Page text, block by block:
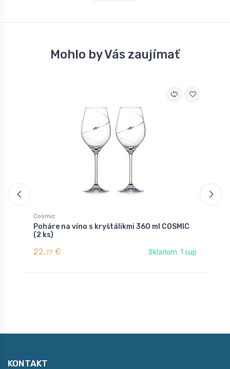
Mohlo by Vás zaujímať
Cosmic
Poháre na víno s kryštálikmi 360 ml COSMIC
(2 ks)
22,77 € Skladom: 1 sup
KONTAKT